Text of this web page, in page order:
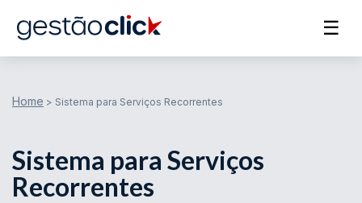
☰
Home > Sistema para Serviços Recorrentes
Sistema para Serviços
Recorrentes